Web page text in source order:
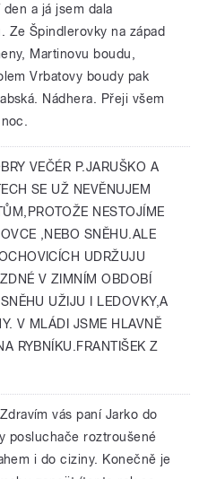
a já jsem dala
Ze Špindlerovky na západ
Martinovu boudu,
Vrbatovy boudy pak
Nádhera. Přeji všem
VEČÉR P.JARUŠKO A
SE UŽ NEVĚNUJEM
NESTOJÍME
,NEBO SNĚHU.ALE
UDRŽUJU
V ZIMNÍM OBDOBÍ
UŽIJU I LEDOVKY,A
V MLÁDI JSME HLAVNĚ
RYBNÍKU.FRANTIŠEK Z
Zdravím vás paní Jarko do
posluchače roztroušené
i do ciziny. Konečně je